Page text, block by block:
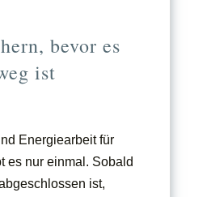
bevor es
ist
Energiearbeit für
es nur einmal. Sobald
ist,